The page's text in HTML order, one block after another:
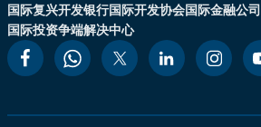
国际复兴开发银行国际开发协会国际金融公司
国际投资争端解决中心